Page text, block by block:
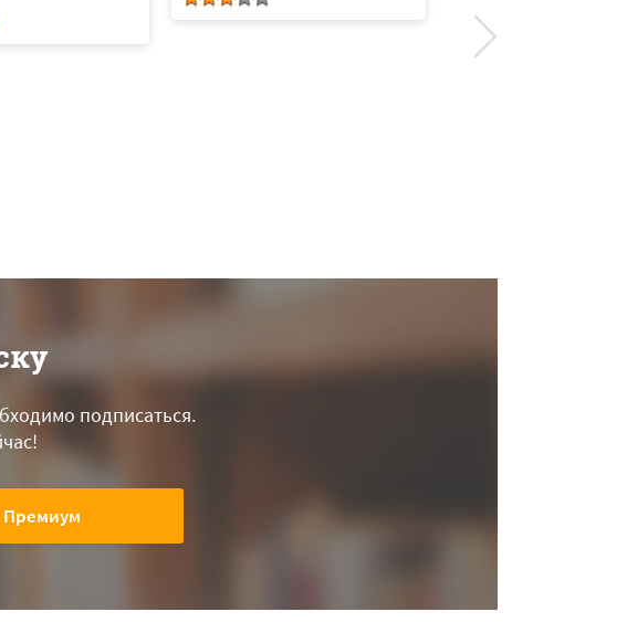
подписаться.
Премиум